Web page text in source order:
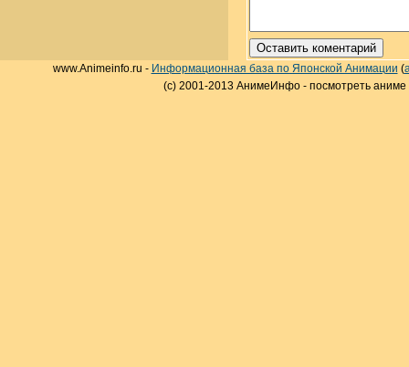
www.Animeinfo.ru - Информационная база по Японской Анимации (
(c) 2001-2013 АнимеИнфо - посмотреть аниме